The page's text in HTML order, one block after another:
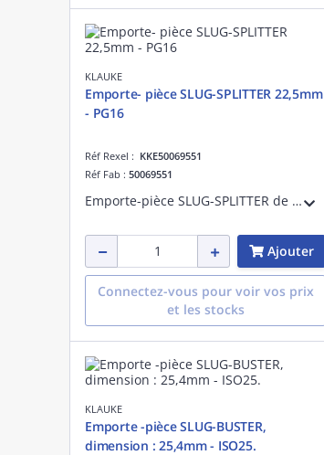
KLAUKE
Emporte- pièce SLUG-SPLITTER 22,5mm
- PG16
Réf Rexel : KKE50069551
Réf Fab : 50069551
Emporte-pièce SLUG-SPLITTER de diamètre 22,5mm - PG16. Système comprenant le poinçon et la matrice de diamètre 22,5mm pour une utilisation hydraulique. Livré sans l'axe référence 50294512.
Ajouter
Connectez-vous pour voir vos prix
et les stocks
KLAUKE
Emporte -pièce SLUG-BUSTER,
dimension : 25,4mm - ISO25.